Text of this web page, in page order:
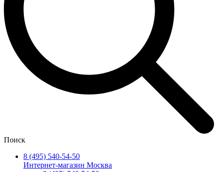
Поиск
8 (495) 540-54-50
Интернет-магазин Москва